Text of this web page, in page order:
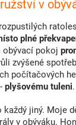
í
p
r
v
k
y
v
ý
p
i
n
v
plné
obývací pokoj
zvýšené
počítačových
plyšovému tuleni.
každý jiný. Moje
v obýváku.